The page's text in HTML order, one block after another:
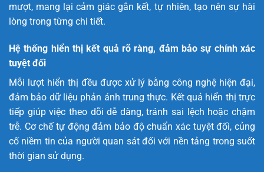
mượt, mang lại cảm giác gắn kết, tự nhiên, tạo nên sự hài
lòng trong từng chi tiết.
Hệ thống hiển thị kết quả rõ ràng, đảm bảo sự chính xác
tuyệt đối
Mỗi lượt hiển thị đều được xử lý bằng công nghệ hiện đại,
đảm bảo dữ liệu phản ánh trung thực. Kết quả hiển thị trực
tiếp giúp việc theo dõi dễ dàng, tránh sai lệch hoặc chậm
trễ. Cơ chế tự động đảm bảo độ chuẩn xác tuyệt đối, củng
cố niềm tin của người quan sát đối với nền tảng trong suốt
thời gian sử dụng.